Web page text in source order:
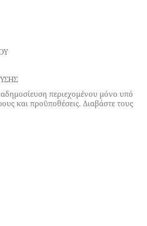
περιεχομένου μόνο υπό
και προϋποθέσεις. Διαβάστε τους